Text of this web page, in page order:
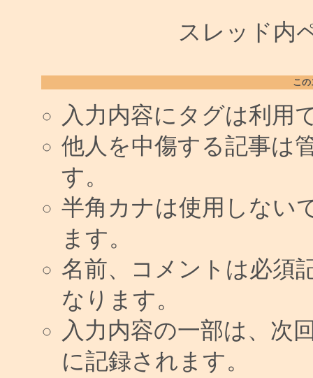
スレッド内
こ
入力内容にタグは利用
他人を中傷する記事は
す。
半角カナは使用しない
ます。
名前、コメントは必須
なります。
入力内容の一部は、次
に記録されます。